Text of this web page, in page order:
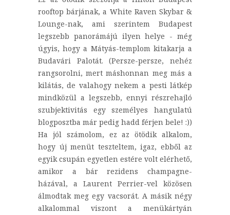
rooftop bárjának, a White Raven Skybar &
Lounge-nak, ami szerintem Budapest
legszebb panorámájú ilyen helye - még
úgyis, hogy a Mátyás-templom kitakarja a
Budavári Palotát. (Persze-persze, nehéz
rangsorolni, mert máshonnan meg más a
kilátás, de valahogy nekem a pesti látkép
mindközül a legszebb, ennyi részrehajló
szubjektivitás egy személyes hangulatú
blogposztba már pedig hadd férjen bele! :))
Ha jól számolom, ez az ötödik alkalom,
hogy új menüt teszteltem, igaz, ebből az
egyik csupán egyetlen estére volt elérhető,
amikor a bár rezidens champagne-
házával, a Laurent Perrier-vel közösen
álmodtak meg egy vacsorát. A másik négy
alkalommal viszont a menükártyán